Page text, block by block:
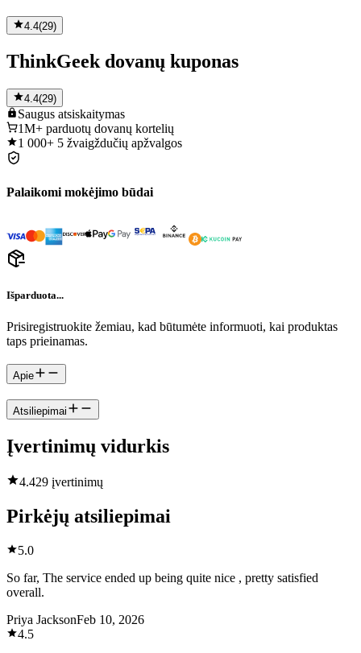
4.4(29)
ThinkGeek dovanų kuponas
4.4(29)
Saugus atsiskaitymas
1M+ parduotų dovanų kortelių
1 000+ 5 žvaigždučių apžvalgos
Palaikomi mokėjimo būdai
Išparduota...
Prisiregistruokite žemiau, kad būtumėte informuoti, kai produktas
taps prieinamas.
Apie
Atsiliepimai
Įvertinimų vidurkis
4.429 įvertinimų
Pirkėjų atsiliepimai
5.0
So far, The service ended up being quite nice , pretty satisfied
overall.
Priya JacksonFeb 10, 2026
4.5